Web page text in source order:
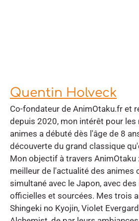
Quentin Holveck
Co-fondateur de AnimOtaku.fr et
depuis 2020, mon intérêt pour les
animes a débuté dès l'âge de 8
découverte du grand classique
Mon objectif à travers AnimOtaku
meilleur de l'actualité des animes
simultané avec le Japon, avec
officielles et sourcées. Mes trois
Shingeki no Kyojin, Violet